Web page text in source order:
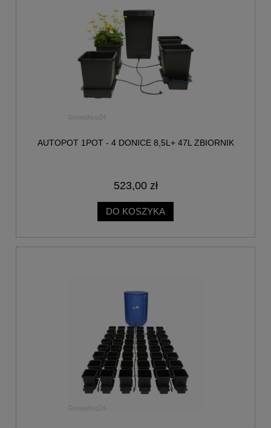
AUTOPOT 1POT - 4 DONICE 8,5L+ 47L ZBIORNIK
523,00 zł
DO KOSZYKA